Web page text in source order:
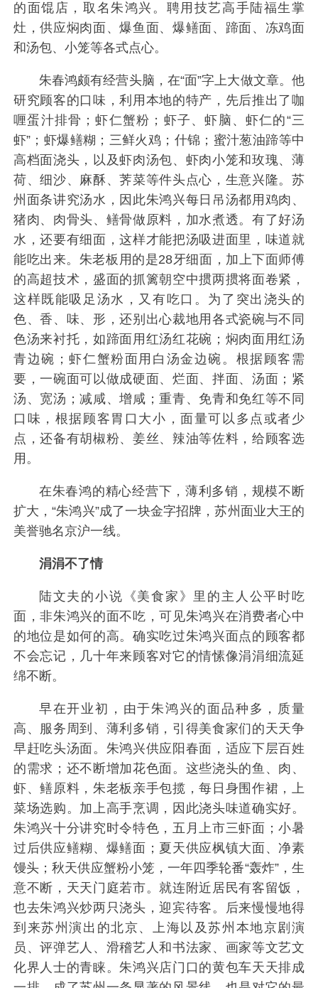
的面馄店，取名朱鸿兴。聘用技艺高手陆福生掌
灶，供应焖肉面、爆鱼面、爆鳝面、蹄面、冻鸡面
和汤包、小笼等各式点心。
朱春鸿颇有经营头脑，在“面”字上大做文章。他
研究顾客的口味，利用本地的特产，先后推出了咖
喱蛋汁排骨；虾仁蟹粉；虾子、虾脑、虾仁的“三
虾”；虾爆鳝糊；三鲜火鸡；什锦；蜜汁葱油蹄等中
高档面浇头，以及虾肉汤包、虾肉小笼和玫瑰、薄
荷、细沙、麻酥、荠菜等件头点心，生意兴隆。苏
州面条讲究汤水，因此朱鸿兴每日吊汤都用鸡肉、
猪肉、肉骨头、鳝骨做原料，加水煮透。有了好汤
水，还要有细面，这样才能把汤吸进面里，味道就
能吃出来。朱老板用的是28牙细面，加上下面师傅
的高超技术，盛面的抓篱朝空中掼两掼将面卷紧，
这样既能吸足汤水，又有吃口。为了突出浇头的
色、香、味、形，还别出心裁地用各式瓷碗与不同
色汤来衬托，如蹄面用红汤红花碗；焖肉面用红汤
青边碗；虾仁蟹粉面用白汤金边碗。根据顾客需
要，一碗面可以做成硬面、烂面、拌面、汤面；紧
汤、宽汤；减咸、增咸；重青、免青和免红等不同
口味，根据顾客胃口大小，面量可以多点或者少
点，还备有胡椒粉、姜丝、辣油等佐料，给顾客选
用。
在朱春鸿的精心经营下，薄利多销，规模不断
扩大，“朱鸿兴”成了一块金字招牌，苏州面业大王的
美誉驰名京沪一线。
涓涓不了情
陆文夫的小说《美食家》里的主人公平时吃
面，非朱鸿兴的面不吃，可见朱鸿兴在消费者心中
的地位是如何的高。确实吃过朱鸿兴面点的顾客都
不会忘记，几十年来顾客对它的情愫像涓涓细流延
绵不断。
早在开业初，由于朱鸿兴的面品种多，质量
高、服务周到、薄利多销，引得美食家们的天天争
早赶吃头汤面。朱鸿兴供应阳春面，适应下层百姓
的需求；还不断增加花色面。这些浇头的鱼、肉、
虾、鳝原料，朱老板亲手包揽，每日身围作裙，上
菜场选购。加上高手烹调，因此浇头味道确实好。
朱鸿兴十分讲究时令特色，五月上市三虾面；小暑
过后供应鳝糊、爆鳝面；夏天供应枫镇大面、净素
馒头；秋天供应蟹粉小笼，一年四季轮番“轰炸”，生
意不断，天天门庭若市。就连附近居民有客留饭，
也去朱鸿兴炒两只浇头，迎宾待客。后来慢慢地得
到来苏州演出的北京、上海以及苏州本地京剧演
员、评弹艺人、滑稽艺人和书法家、画家等文艺文
化界人士的青睐。朱鸿兴店门口的黄包车天天排成